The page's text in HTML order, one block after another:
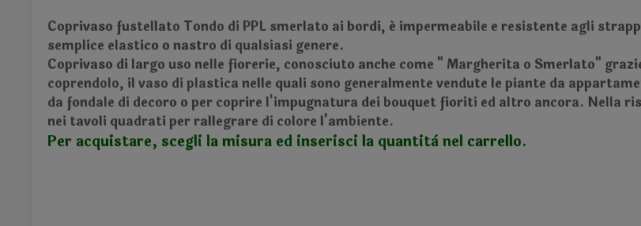
Coprivaso fustellato Tondo di PPL smerlato ai bordi, é impermeabile e resistente agli
semplice elastico o nastro di qualsiasi genere.
Coprivaso di largo uso nelle fiorerie, conosciuto anche come " Margherita o Smerlato"
coprendolo, il vaso di plastica nelle quali sono generalmente vendute le piante da
da fondale di decoro o per coprire l'impugnatura dei bouquet fioriti ed altro ancora. Nella
nei tavoli quadrati per rallegrare di colore l'ambiente.
Per acquistare, scegli la misura ed inserisci la quantità nel carrello.